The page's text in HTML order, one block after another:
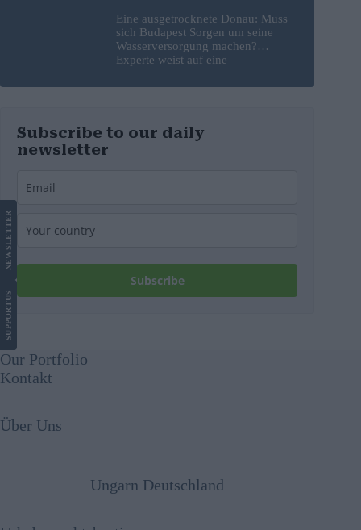
Eine ausgetrocknete Donau: Muss
sich Budapest Sorgen um seine
Wasserversorgung machen?
Experte weist auf eine
Subscribe to our daily
newsletter
Subscribe
SUPPORT
US
NEWS
LETTER
Our Portfolio
Kontakt
Über Uns
Ungarn Deutschland